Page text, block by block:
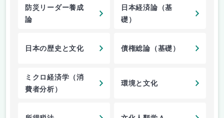
防災リーダー養成
論
日本経済論（基
礎）
日本の歴史と文化 債権総論（基礎）
ミクロ経済学（消
費者分析）
環境と文化